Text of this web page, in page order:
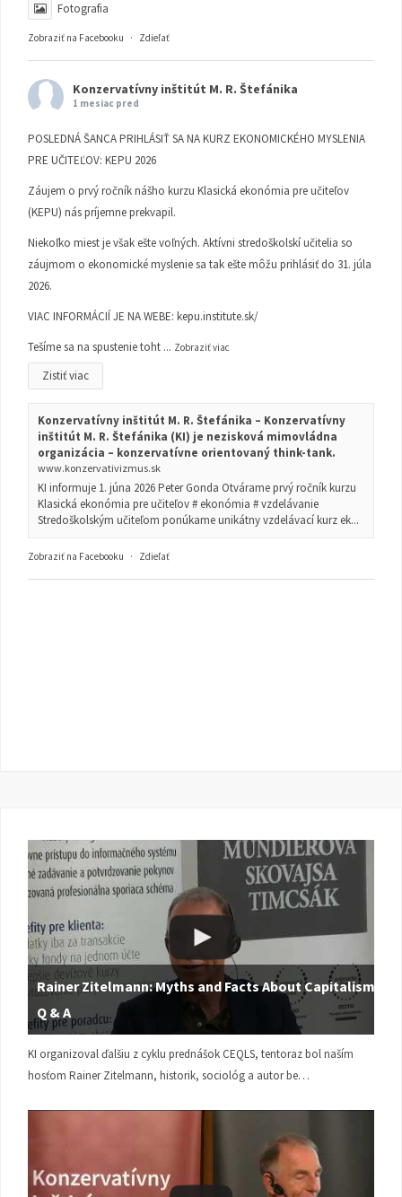
Fotografia
Zobraziť na Facebooku · Zdieľať
Konzervatívny inštitút M. R. Štefánika
1 mesiac pred
POSLEDNÁ ŠANCA PRIHLÁSIŤ SA NA KURZ EKONOMICKÉHO MYSLENIA
PRE UČITEĽOV: KEPU 2026
Záujem o prvý ročník nášho kurzu Klasická ekonómia pre učiteľov
(KEPU) nás príjemne prekvapil.
Niekoľko miest je však ešte voľných. Aktívni stredoškolskí učitelia so
záujmom o ekonomické myslenie sa tak ešte môžu prihlásiť do 31. júla
2026.
VIAC INFORMÁCIÍ JE NA WEBE: kepu.institute.sk/
Tešíme sa na spustenie toht ... Zobraziť viac
Zistiť viac
Konzervatívny inštitút M. R. Štefánika – Konzervatívny
inštitút M. R. Štefánika (KI) je nezisková mimovládna
organizácia – konzervatívne orientovaný think-tank.
www.konzervativizmus.sk
KI informuje 1. júna 2026 Peter Gonda Otvárame prvý ročník kurzu
Klasická ekonómia pre učiteľov # ekonómia # vzdelávanie
Stredoškolským učiteľom ponúkame unikátny vzdelávací kurz ek...
Zobraziť na Facebooku · Zdieľať
Rainer Zitelmann: Myths and Facts About Capitalism |
Q & A
KI organizoval ďalšiu z cyklu prednášok CEQLS, tentoraz bol naším
hosťom Rainer Zitelmann, historik, sociológ a autor be…